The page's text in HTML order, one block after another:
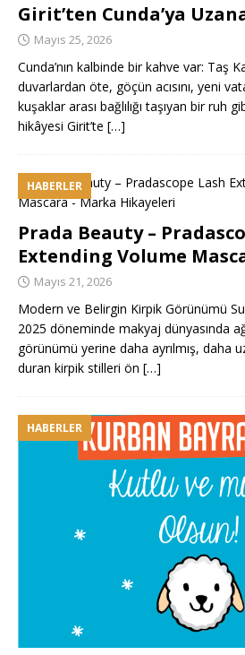
Girit’ten Cunda’ya
Mayıs 25, 2026
Cunda’nın kalbinde bir kahve var: Taş
duvarlardan öte, göçün acısını, yeni
kuşaklar arası bağlılığı taşıyan bir ruh
hikâyesi Girit’te […]
HABERLER
Prada Beauty –
Extending Volume
Mayıs 21, 2026
Modern ve Belirgin Kirpik Görünümü
2025 döneminde makyaj dünyasında
görünümü yerine daha ayrılmış, daha
duran kirpik stilleri ön […]
HABERLER